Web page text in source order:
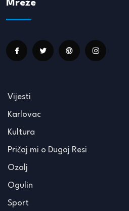
Mreže
Vijesti
Karlovac
Kultura
Pričaj mi o Dugoj Resi
Ozalj
Ogulin
Sport